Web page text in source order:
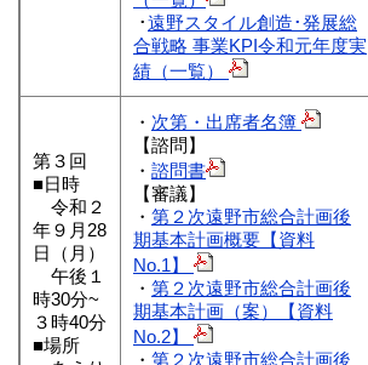
･遠野スタイル創造･発展総
合戦略 事業KPI令和元年度実
績（一覧）
第３回
■日時
令和２
年９月28
日（月）
午後１
時30分~
３時40分
■場所
・ 次第・出席者名簿
【諮問】
・ 諮問書
【審議】
・ 第２次遠野市総合計画後
期基本計画概要【資料
No.1】
・ 第２次遠野市総合計画後
期基本計画（案）【資料
No.2】
・ 第２次遠野市総合計画後